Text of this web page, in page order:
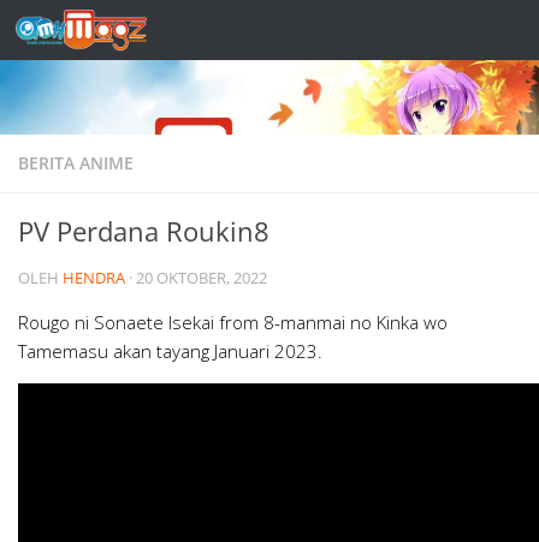
Skip to content
BERITA ANIME
PV Perdana Roukin8
OLEH HENDRA ·20 OKTOBER, 2022
Rougo ni Sonaete Isekai from 8-manmai no Kinka wo
Tamemasu akan tayang Januari 2023.